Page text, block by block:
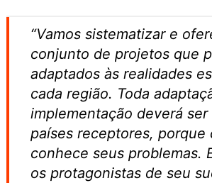
“Vamos sistematizar e
conjunto de projetos que
adaptados às realidades
cada região. Toda
implementação deverá
países receptores, porque
conhece seus problemas.
os protagonistas de seu